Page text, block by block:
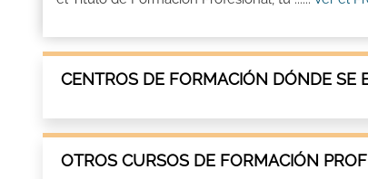
CENTROS DE FORMACIÓN DÓNDE
OTROS CURSOS DE FORMACIÓN